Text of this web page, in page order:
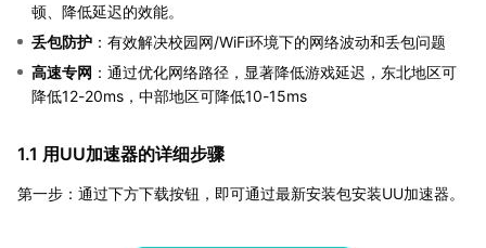
顿、降低延迟的效能。
丢包防护 ：有效解决校园网/WiFi环境下的网络波动和丢包问题
高速专网 ：通过优化网络路径，显著降低游戏延迟，东北地区可
降低12-20ms，中部地区可降低10-15ms
1.1 用UU加速器的详细步骤
第一步：通过下方下载按钮，即可通过最新安装包安装UU加速器。